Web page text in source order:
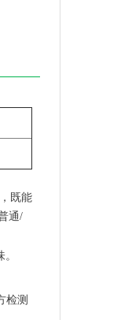
既能
通/
检测